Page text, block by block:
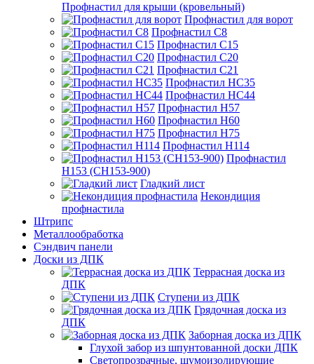
Профнастил для крыши (кровельный)
Профнастил для ворот
Профнастил С8
Профнастил С15
Профнастил С20
Профнастил С21
Профнастил НС35
Профнастил НС44
Профнастил Н57
Профнастил Н60
Профнастил Н75
Профнастил Н114
Профнастил
Н153 (СН153-900)
Гладкий лист
Некондиция
профнастила
Штрипс
Металлообработка
Сэндвич панели
Доски из ДПК
Террасная доска из
ДПК
Ступени из ДПК
Грядочная доска из
ДПК
Заборная доска из ДПК
Глухой забор из шпунтованной доски ДПК
Светопрозрачные, шумоизолирующие